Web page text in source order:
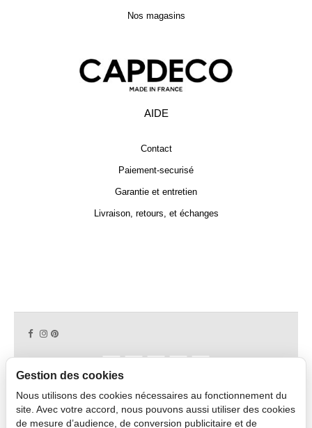
Nos magasins
AIDE
Contact
Paiement-securisé
Garantie et entretien
Livraison, retours, et échanges
Gestion des cookies
Nous utilisons des cookies nécessaires au fonctionnement du
site. Avec votre accord, nous pouvons aussi utiliser des cookies
de mesure d’audience, de conversion publicitaire et de